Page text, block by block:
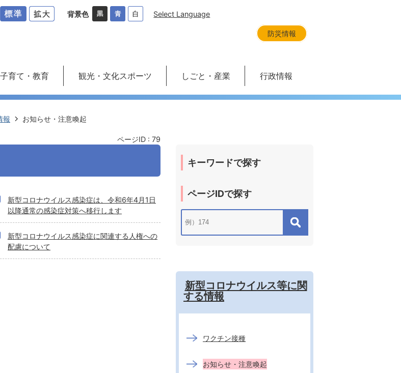
背景色 Select Language
防災情報
子育て・教育 観光・文化スポーツ しごと・産業 行政情報
報 お知らせ・注意喚起
ページID : 79
新型コロナウイルス感染症は、令和6年4月1日
以降通常の感染症対策へ移行します
新型コロナウイルス感染症に関連する人権への
配慮について
キーワードで探す
ページIDで探す
新型コロナウイルス等に関
する情報
ワクチン接種
お知らせ・注意喚起